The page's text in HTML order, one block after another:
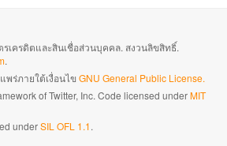
เครดิตและสินเชื่อส่วนบุคคล. สงวนลิขสิทธิ์.
.
พร่ภายใต้เงื่อนไข GNU General Public License.
of Twitter, Inc. Code licensed underMIT
underSIL OFL 1.1.